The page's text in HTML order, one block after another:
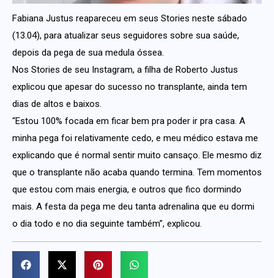
Fabiana Justus reapareceu em seus Stories neste sábado
(13.04), para atualizar seus seguidores sobre sua saúde,
depois da pega de sua medula óssea.
Nos Stories de seu Instagram, a filha de Roberto Justus
explicou que apesar do sucesso no transplante, ainda tem
dias de altos e baixos.
“Estou 100% focada em ficar bem pra poder ir pra casa. A
minha pega foi relativamente cedo, e meu médico estava me
explicando que é normal sentir muito cansaço. Ele mesmo diz
que o transplante não acaba quando termina. Tem momentos
que estou com mais energia, e outros que fico dormindo
mais. A festa da pega me deu tanta adrenalina que eu dormi
o dia todo e no dia seguinte também”, explicou.